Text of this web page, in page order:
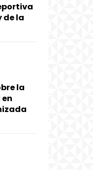
de la
la